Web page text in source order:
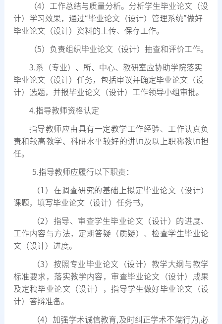
（4）工作总结与质量分析。分析学生毕业论文（设
计）学习效果，通过“毕业论文（设计）管理系统”做好
毕业论文（设计）资料的上传、保存工作。
（5）负责组织毕业论文（设计）抽查和评价工作。
3. 系（专业）、所、中心、教研室应协助学院落实
毕业论文（设计）任务，包括审议并确定毕业论文（设
计）选题，并报毕业论文（设计）工作领导小组审批。
4. 指导教师资格认定
指导教师应由具有一定教学工作经验、工作认真负
责和较高教学、科研水平较好的讲师及以上职称教师担
任。
5. 指导教师应履行以下职责：
（1 ）在调查研究的基础上拟定毕业论文（设计）
课题，填写毕业论文（设计）任务书。
（2）指导、审查学生毕业论文（设计）的进度、
工作内容与方法，定期答疑（质疑）、检查学生毕业论
文（设计）进度。
（3）按照专业毕业论文（设计）教学大纲与教学
标准要求，落实教学内容，审查毕业论文（设计）成果
及定稿毕业论文（设计），指导学生做好毕业论文（设
计）答辩准备。
（4）加强学术诚信教育 及时纠正学术不端行为 必